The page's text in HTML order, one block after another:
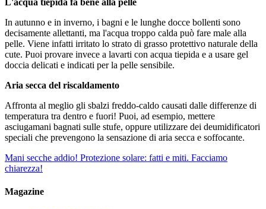
In autunno e in inverno, i bagni e le lunghe docce bollenti sono
decisamente allettanti, ma l'acqua troppo calda può fare male alla
pelle. Viene infatti irritato lo strato di grasso protettivo naturale della
cute. Puoi provare invece a lavarti con acqua tiepida e a usare gel
doccia delicati e indicati per la pelle sensibile.
Aria secca del riscaldamento
Affronta al meglio gli sbalzi freddo-caldo causati dalle differenze di
temperatura tra dentro e fuori! Puoi, ad esempio, mettere
asciugamani bagnati sulle stufe, oppure utilizzare dei deumidificatori
speciali che prevengono la sensazione di aria secca e soffocante.
Mani secche addio! Protezione solare: fatti e miti. Facciamo
chiarezza!
Magazine